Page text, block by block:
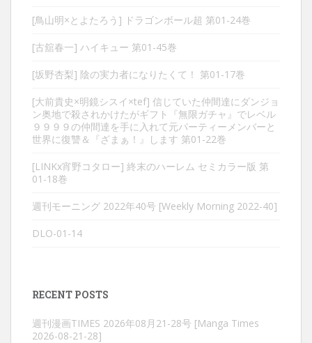
[鳥山明×とよたろう] ドラゴンボール超 第01-24巻
[古舘春一] ハイキュー 第01-45巻
[坂野杏梨] 陰の実力者になりたくて！ 第01-17巻
[大前貴史×明鏡シスイ×tef] 信じていた仲間達にダンジョ
ン奥地で殺されかけたがギフト『無限ガチャ』でレベル
９９９９の仲間達を手に入れて元パーティーメンバーと
世界に復讐＆『ざまぁ！』します 第01-22巻
[LINKx宵野コタロー] 終末のハーレム セミカラー版 第
01-18巻
週刊モーニング 2022年40号 [Weekly Morning 2022-40]
DLO-01-14
RECENT POSTS
週刊漫画TIMES 2026年08月21-28号 [Manga Times
2026-08-21-28]